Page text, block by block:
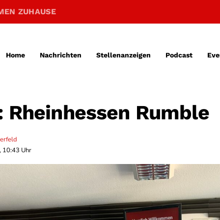
ZUHAUSE
Home Nachrichten Stellenanzeigen Podcast
Rheinhessen Rumble
10:43 Uhr